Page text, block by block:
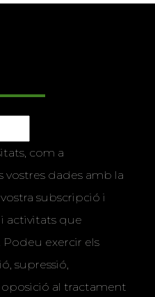
com a
vostres dades amb la
subscripció i
activitats que
Podeu exercir els
supressió,
al tractament